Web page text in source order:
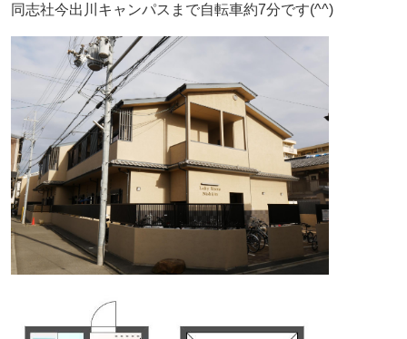
同志社今出川キャンパスまで自転車約7分です(^^)